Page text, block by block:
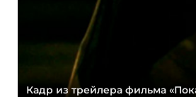
Кадр из трейлера фильма